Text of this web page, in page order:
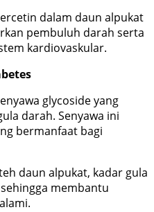
dalam daun alpukat
pembuluh darah serta
kardiovaskular.
glycoside yang
darah. Senyawa ini
bermanfaat bagi
daun alpukat, kadar gula
membantu